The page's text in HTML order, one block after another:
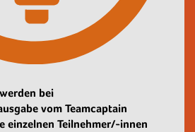
bei
vom Teamcaptain
einzelnen Teilnehmer/-innen